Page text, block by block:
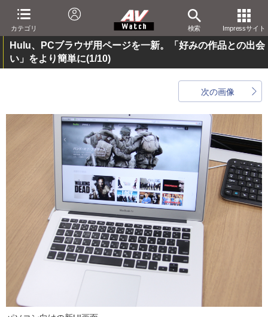
カテゴリ 検索 Impressサイト
Hulu、PCブラウザ用ページを一新。「好みの作品との出会
い」をより簡単に(1/10)
次の画像